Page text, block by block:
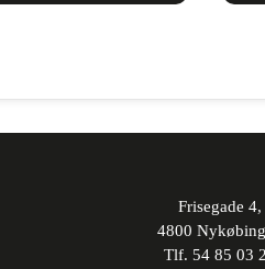
Frisegade 4,
4800
Tlf. 54 85 03